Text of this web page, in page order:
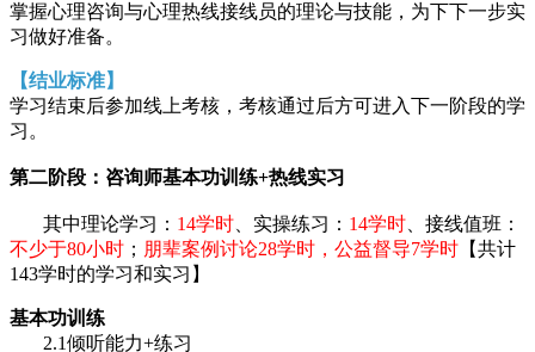
掌握心理咨询与心理热线接线员的理论与技能，为下下一步实
习做好准备。
【结业标准】
学习结束后参加线上考核，考核通过后方可进入下一阶段的学
习。
第二阶段：咨询师基本功训练+热线实习
其中理论学习： 14学时 、实操练习： 14学时 、接线值班：
不少于80小时 ； 朋辈案例讨论28学时，公益督导7学时 【共计
143学时的学习和实习】
基本功训练
2.1倾听能力+练习